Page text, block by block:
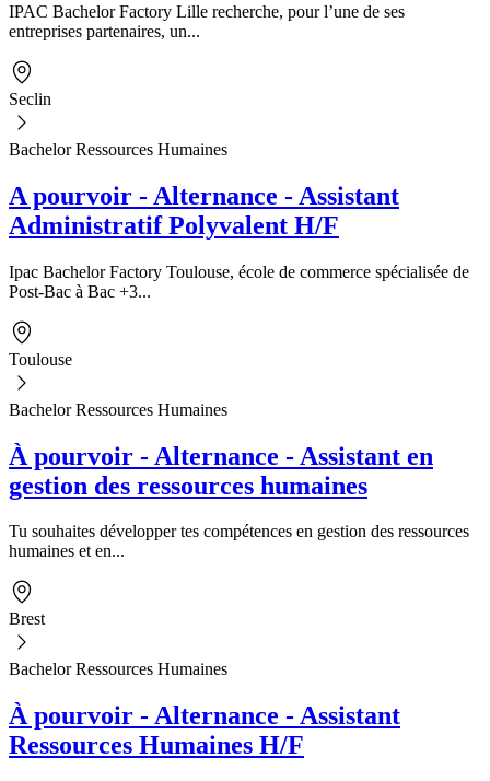
IPAC Bachelor Factory Lille recherche, pour l’une de ses
entreprises partenaires, un...
Seclin
Bachelor Ressources Humaines
A pourvoir - Alternance - Assistant
Administratif Polyvalent H/F
Ipac Bachelor Factory Toulouse, école de commerce spécialisée de
Post-Bac à Bac +3...
Toulouse
Bachelor Ressources Humaines
À pourvoir - Alternance - Assistant en
gestion des ressources humaines
Tu souhaites développer tes compétences en gestion des ressources
humaines et en...
Brest
Bachelor Ressources Humaines
À pourvoir - Alternance - Assistant
Ressources Humaines H/F